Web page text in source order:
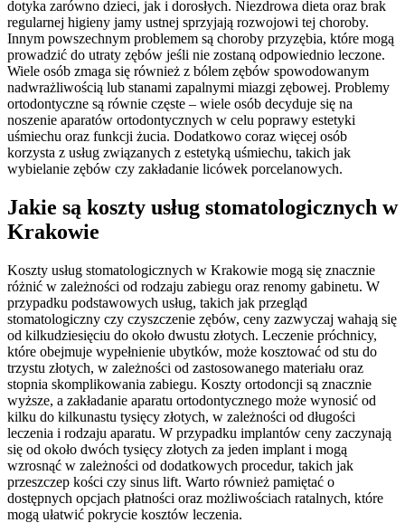
dotyka zarówno dzieci, jak i dorosłych. Niezdrowa dieta oraz brak
regularnej higieny jamy ustnej sprzyjają rozwojowi tej choroby.
Innym powszechnym problemem są choroby przyzębia, które mogą
prowadzić do utraty zębów jeśli nie zostaną odpowiednio leczone.
Wiele osób zmaga się również z bólem zębów spowodowanym
nadwrażliwością lub stanami zapalnymi miazgi zębowej. Problemy
ortodontyczne są równie częste – wiele osób decyduje się na
noszenie aparatów ortodontycznych w celu poprawy estetyki
uśmiechu oraz funkcji żucia. Dodatkowo coraz więcej osób
korzysta z usług związanych z estetyką uśmiechu, takich jak
wybielanie zębów czy zakładanie licówek porcelanowych.
Jakie są koszty usług stomatologicznych w
Krakowie
Koszty usług stomatologicznych w Krakowie mogą się znacznie
różnić w zależności od rodzaju zabiegu oraz renomy gabinetu. W
przypadku podstawowych usług, takich jak przegląd
stomatologiczny czy czyszczenie zębów, ceny zazwyczaj wahają się
od kilkudziesięciu do około dwustu złotych. Leczenie próchnicy,
które obejmuje wypełnienie ubytków, może kosztować od stu do
trzystu złotych, w zależności od zastosowanego materiału oraz
stopnia skomplikowania zabiegu. Koszty ortodoncji są znacznie
wyższe, a zakładanie aparatu ortodontycznego może wynosić od
kilku do kilkunastu tysięcy złotych, w zależności od długości
leczenia i rodzaju aparatu. W przypadku implantów ceny zaczynają
się od około dwóch tysięcy złotych za jeden implant i mogą
wzrosnąć w zależności od dodatkowych procedur, takich jak
przeszczep kości czy sinus lift. Warto również pamiętać o
dostępnych opcjach płatności oraz możliwościach ratalnych, które
mogą ułatwić pokrycie kosztów leczenia.